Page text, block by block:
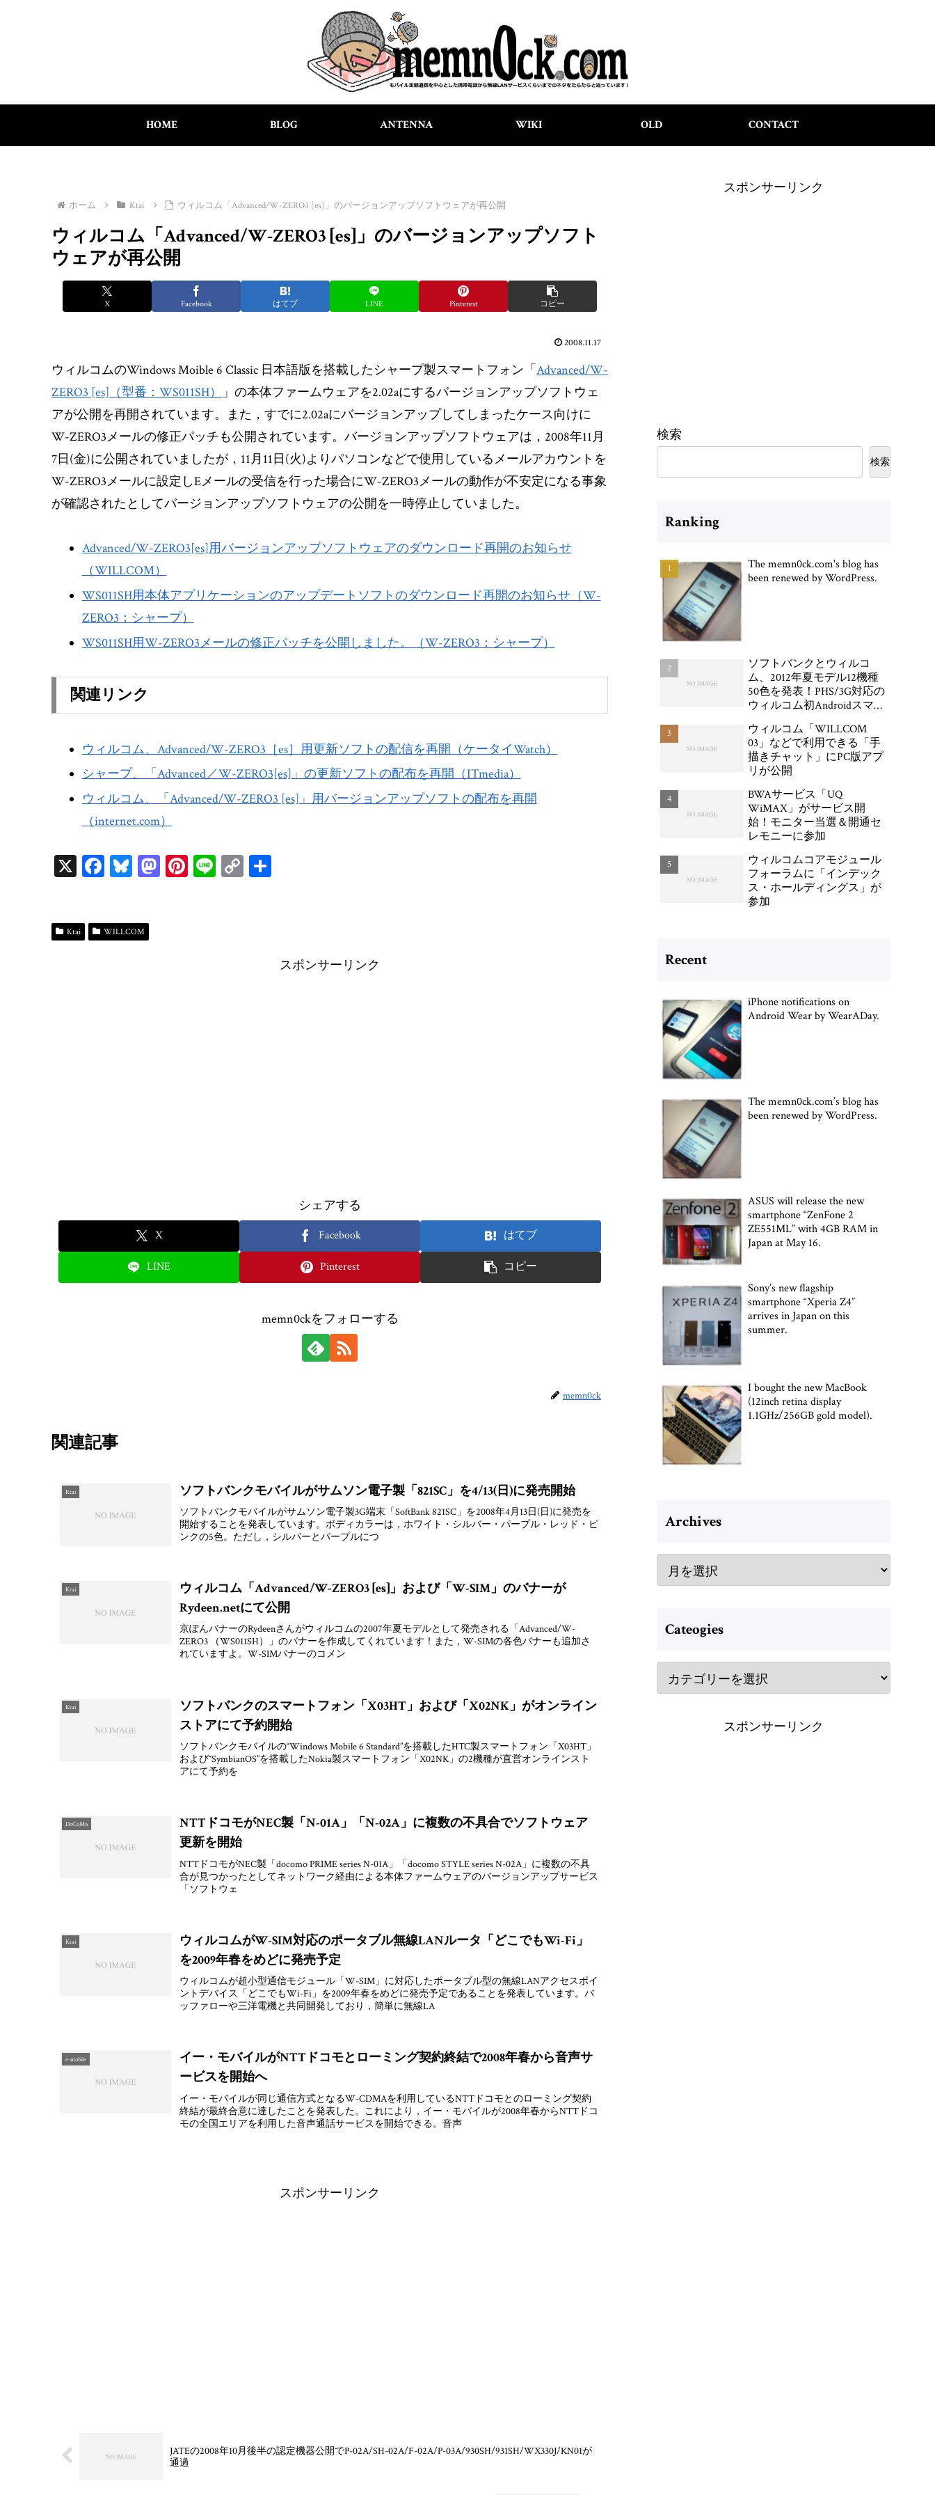
HOME BLOG ANTENNA WIKI OLD CONTACT
ホーム Ktai ウィルコム「Advanced/W-ZERO3 [es]」のバージョンアップソフトウェアが再公開
ウィルコム「Advanced/W-ZERO3 [es]」のバージョンアップソフト
ウェアが再公開
X Facebook はてブ LINE Pinterest コピー
2008.11.17
ウィルコムのWindows Moible 6 Classic 日本語版を搭載したシャープ製スマートフォン「 Advanced/W-
ZERO3 [es]（型番：WS011SH）
」の本体ファームウェアを2.02aにするバージョンアップソフトウェ
アが公開を再開されています。また，すでに2.02aにバージョンアップしてしまったケース向けに
W-ZERO3メールの修正パッチも公開されています。バージョンアップソフトウェアは，2008年11月
7日(金)に公開されていましたが，11月11日(火)よりパソコンなどで使用しているメールアカウントを
W-ZERO3メールに設定しEメールの受信を行った場合にW-ZERO3メールの動作が不安定になる事象
が確認されたとしてバージョンアップソフトウェアの公開を一時停止していました。
Advanced/W-ZERO3[es]用バージョンアップソフトウェアのダウンロード再開のお知らせ
（WILLCOM）
WS011SH用本体アプリケーションのアップデートソフトのダウンロード再開のお知らせ（W-
ZERO3：シャープ）
WS011SH用W-ZERO3メールの修正パッチを公開しました。（W-ZERO3：シャープ）
関連リンク
ウィルコム、Advanced/W-ZERO3［es］用更新ソフトの配信を再開（ケータイWatch）
シャープ、「Advanced／W-ZERO3[es]」の更新ソフトの配布を再開（ITmedia）
ウィルコム、「Advanced/W-ZERO3 [es]」用バージョンアップソフトの配布を再開
（internet.com）
X Fa
ok
Bl
y
M Pi Li C
Ktai WILLCOM
スポンサーリンク
シェアする
X Facebook はてブ
LINE Pinterest コピー
memn0ckをフォローする
memn0ck
関連記事
Ktai ソフトバンクモバイルがサムソン電子製「821SC」を4/13(日)に発売開始
ソフトバンクモバイルがサムソン電子製3G端末「SoftBank 821SC」を2008年4月13日(日)に発売を
開始することを発表しています。ボディカラーは，ホワイト・シルバー・パープル・レッド・ピ
ンクの5色。ただし，シルバーとパープルにつ
Ktai
ウィルコム「Advanced/W-ZERO3 [es]」および「W-SIM」のバナーが
Rydeen.netにて公開
京ぽんバナーのRydeenさんがウィルコムの2007年夏モデルとして発売される「Advanced/W-
ZERO3 （WS011SH）」のバナーを作成してくれています！また，W-SIMの各色バナーも追加さ
れていますよ。W-SIMバナーのコメン
Ktai
ソフトバンクのスマートフォン「X03HT」および「X02NK」がオンライン
ストアにて予約開始
ソフトバンクモバイルの“Windows Mobile 6 Standard”を搭載したHTC製スマートフォン「X03HT」
および“SymbianOS”を搭載したNokia製スマートフォン「X02NK」の2機種が直営オンラインスト
アにて予約を
DoCoMo
NTTドコモがNEC製「N-01A」「N-02A」に複数の不具合でソフトウェア
更新を開始
NTTドコモがNEC製「docomo PRIME series N-01A」「docomo STYLE series N-02A」に複数の不具
合が見つかったとしてネットワーク経由による本体ファームウェアのバージョンアップサービス
「ソフトウェ
Ktai
ウィルコムがW-SIM対応のポータブル無線LANルータ「どこでもWi-Fi」
を2009年春をめどに発売予定
ウィルコムが超小型通信モジュール「W-SIM」に対応したポータブル型の無線LANアクセスポイ
ントデバイス「どこでもWi-Fi」を2009年春をめどに発売予定であることを発表しています。バ
ッファローや三洋電機と共同開発しており，簡単に無線LA
e-mobile
イー・モバイルがNTTドコモとローミング契約終結で2008年春から音声サ
ービスを開始へ
イー・モバイルが同じ通信方式となるW-CDMAを利用しているNTTドコモとのローミング契約
終結が最終合意に達したことを発表した。これにより，イー・モバイルが2008年春からNTTドコ
モの全国エリアを利用した音声通話サービスを開始できる。音声
スポンサーリンク
JATEの2008年10月後半の認定機器公開でP-02A/SH-02A/F-02A/P-03A/930SH/931SH/WX330J/KN01が
通過
スポンサーリンク
検索
検索
Ranking
The memn0ck.com's blog has
been renewed by WordPress.
ソフトバンクとウィルコ
ム、2012年夏モデル12機種
50色を発表！PHS/3G対応の
ウィルコム初Androidスマー
WX04K」が登場
ウィルコム「WILLCOM
03」などで利用できる「手
描きチャット」にPC版アプ
リが公開
BWAサービス「UQ
WiMAX」がサービス開
始！モニター当選＆開通セ
レモニーに参加
ウィルコムコアモジュール
フォーラムに「インデック
ス・ホールディングス」が
参加
Recent
iPhone notifications on
Android Wear by WearADay.
The memn0ck.com’s blog has
been renewed by WordPress.
ASUS will release the new
smartphone “ZenFone 2
ZE551ML” with 4GB RAM in
Japan at May 16.
Sony’s new flagship
smartphone “Xperia Z4”
arrives in Japan on this
summer.
I bought the new MacBook
(12inch retina display
1.1GHz/256GB gold model).
Archives
Cateogies
スポンサーリンク